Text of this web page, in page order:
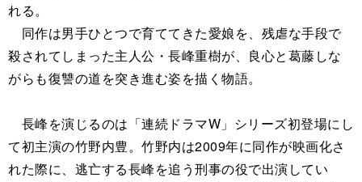
れる。
同作は男手ひとつで育ててきた愛娘を、残虐な手段で
殺されてしまった主人公・長峰重樹が、良心と葛藤しな
がらも復讐の道を突き進む姿を描く物語。
長峰を演じるのは「連続ドラマW」シリーズ初登場にし
て初主演の竹野内豊。竹野内は2009年に同作が映画化さ
れた際に、逃亡する⾧峰を追う刑事の役で出演してい